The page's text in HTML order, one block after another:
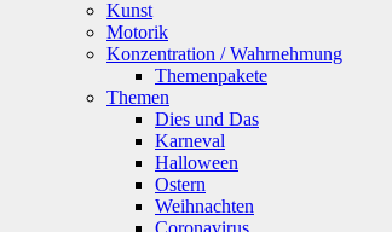
Kunst
Motorik
Konzentration / Wahrnehmung
Themenpakete
Themen
Dies und Das
Karneval
Halloween
Ostern
Weihnachten
Coronavirus